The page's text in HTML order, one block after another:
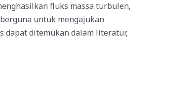
fluks massa turbulen,
untuk mengajukan
dapat ditemukan dalam literatur,